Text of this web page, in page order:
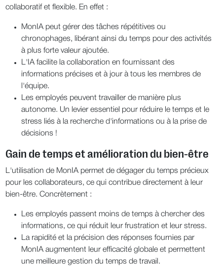
collaboratif et flexible. En effet :
MonIA peut gérer des tâches répétitives ou
chronophages, libérant ainsi du temps pour des activités
à plus forte valeur ajoutée.
L'IA facilite la collaboration en fournissant des
informations précises et à jour à tous les membres de
l'équipe.
Les employés peuvent travailler de manière plus
autonome. Un levier essentiel pour réduire le temps et le
stress liés à la recherche d'informations ou à la prise de
décisions !
Gain de temps et amélioration du bien-être
L'utilisation de MonIA permet de dégager du temps précieux
pour les collaborateurs, ce qui contribue directement à leur
bien-être. Concrètement :
Les employés passent moins de temps à chercher des
informations, ce qui réduit leur frustration et leur stress.
La rapidité et la précision des réponses fournies par
MonIA augmentent leur efficacité globale et permettent
une meilleure gestion du temps de travail.